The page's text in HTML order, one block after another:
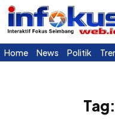
Home News Politik
Tag: